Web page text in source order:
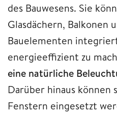
des Bauwesens. Sie
Glasdächern, Balkonen
Bauelementen
energieeffizient zu
eine natürliche
Darüber hinaus
Fenstern eingesetzt